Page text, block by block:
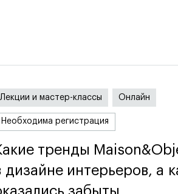
Лекции и мастер-классы Онлайн
Необходима регистрация
тренды
дизайне интерьеров, а
тренды
дизайне интерьеров, а